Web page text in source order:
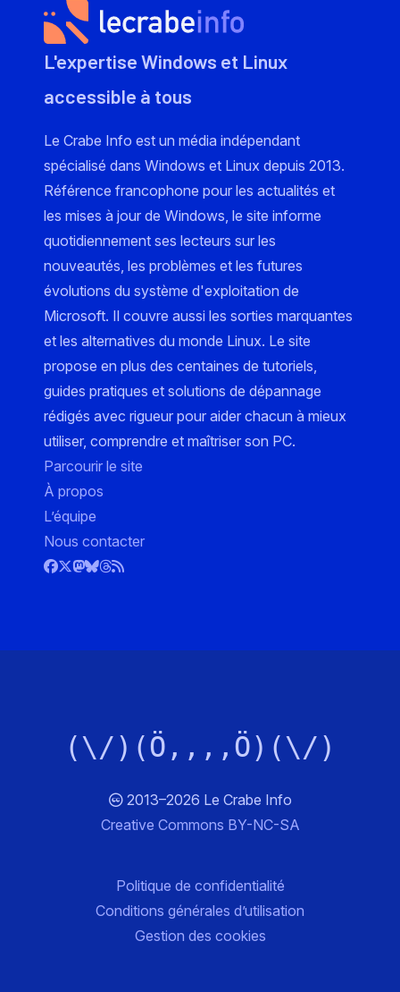
L'expertise Windows et Linux
accessible à tous
Le Crabe Info est un média indépendant
spécialisé dans Windows et Linux depuis 2013.
Référence francophone pour les actualités et
les mises à jour de Windows, le site informe
quotidiennement ses lecteurs sur les
nouveautés, les problèmes et les futures
évolutions du système d'exploitation de
Microsoft. Il couvre aussi les sorties marquantes
et les alternatives du monde Linux. Le site
propose en plus des centaines de tutoriels,
guides pratiques et solutions de dépannage
rédigés avec rigueur pour aider chacun à mieux
utiliser, comprendre et maîtriser son PC.
Parcourir le site
À propos
L’équipe
Nous contacter
(\/)(Ö,,,,Ö)(\/)
2013–2026 Le Crabe Info
Creative Commons BY-NC-SA
Politique de confidentialité
Conditions générales d’utilisation
Gestion des cookies